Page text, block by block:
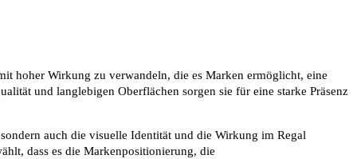
hoher Wirkung zu verwandeln, die es Marken ermöglicht, eine
und langlebigen Oberflächen sorgen sie für eine starke Präsenz
auch die visuelle Identität und die Wirkung im Regal
dass es die Markenpositionierung, die